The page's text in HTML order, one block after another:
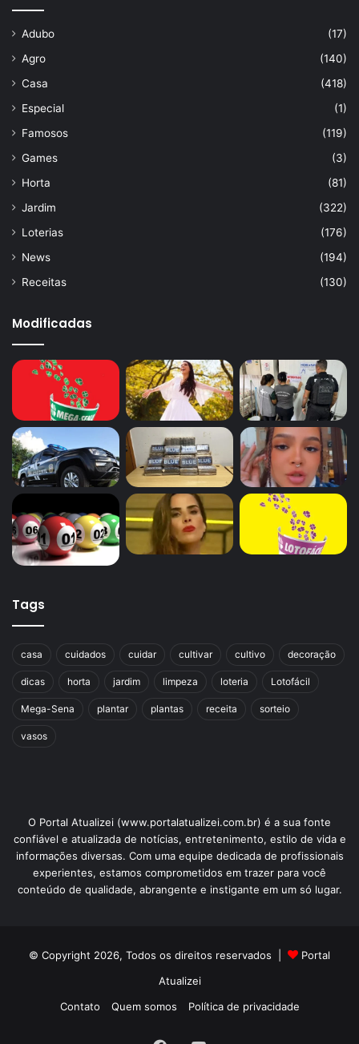
Adubo
(17)
Agro
(140)
Casa
(418)
Especial
(1)
Famosos
(119)
Games
(3)
Horta
(81)
Jardim
(322)
Loterias
(176)
News
(194)
Receitas
(130)
Modificadas
Tags
casa cuidados cuidar cultivar cultivo decoração
dicas horta jardim limpeza loteria Lotofácil
Mega-Sena plantar plantas receita sorteio
vasos
O Portal Atualizei (www.portalatualizei.com.br) é a sua fonte
confiável e atualizada de notícias, entretenimento, estilo de vida e
informações diversas. Com uma equipe dedicada de profissionais
experientes, estamos comprometidos em trazer para você
conteúdo de qualidade, abrangente e instigante em um só lugar.
© Copyright 2026, Todos os direitos reservados |
Portal
Atualizei
Contato
Quem somos Política de privacidade